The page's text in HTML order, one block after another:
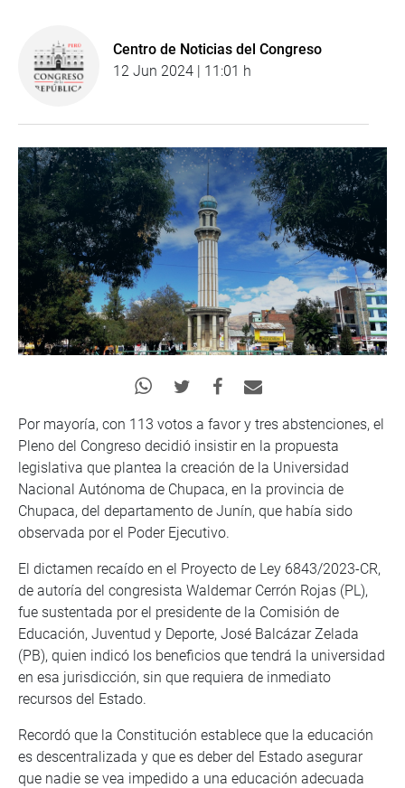
Centro de Noticias del Congreso
12 Jun 2024 | 11:01 h
Por mayoría, con 113 votos a favor y tres abstenciones, el
Pleno del Congreso decidió insistir en la propuesta
legislativa que plantea la creación de la Universidad
Nacional Autónoma de Chupaca, en la provincia de
Chupaca, del departamento de Junín, que había sido
observada por el Poder Ejecutivo.
El dictamen recaído en el Proyecto de Ley 6843/2023-CR,
de autoría del congresista Waldemar Cerrón Rojas (PL),
fue sustentada por el presidente de la Comisión de
Educación, Juventud y Deporte, José Balcázar Zelada
(PB), quien indicó los beneficios que tendrá la universidad
en esa jurisdicción, sin que requiera de inmediato
recursos del Estado.
Recordó que la Constitución establece que la educación
es descentralizada y que es deber del Estado asegurar
que nadie se vea impedido a una educación adecuada